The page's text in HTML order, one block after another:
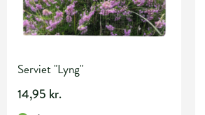
Serviet "Lyng"
14,95 kr.